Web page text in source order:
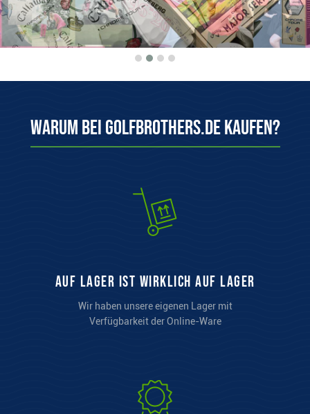
Warum bei Golfbrothers.de kaufen?
auf Lager ist wirklich auf Lager
Wir haben unsere eigenen Lager mit
Verfügbarkeit der Online-Ware